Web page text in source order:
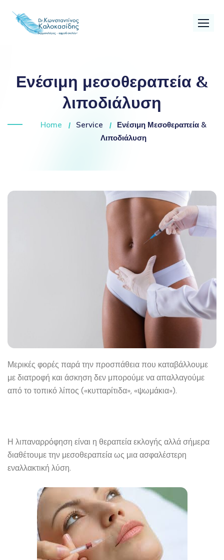
Ενέσιμη μεσοθεραπεία &
λιποδιάλυση
Home Service
Ενέσιμη Μεσοθεραπεία &
Λιποδιάλυση
Μερικές φορές παρά την προσπάθεια που καταβάλλουμε
με διατροφή και άσκηση δεν μπορούμε να απαλλαγούμε
από το τοπικό λίπος («κυτταρίτιδα», «ψωμάκια»).
Η λιπαναρρόφηση είναι η θεραπεία εκλογής αλλά σήμερα
διαθέτουμε την μεσοθεραπεία ως μια ασφαλέστερη
εναλλακτική λύση.